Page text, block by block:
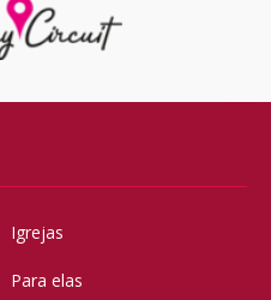
Igrejas
Para elas